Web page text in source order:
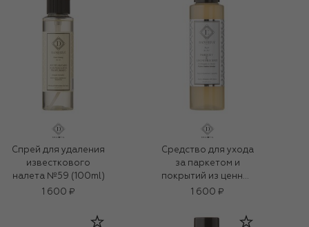
Спрей для удаления
известкового
налета №59 (100ml)
1 600 ₽
Средство для ухода
за паркетом и
покрытий из ценных
пород деревьев
1 600 ₽